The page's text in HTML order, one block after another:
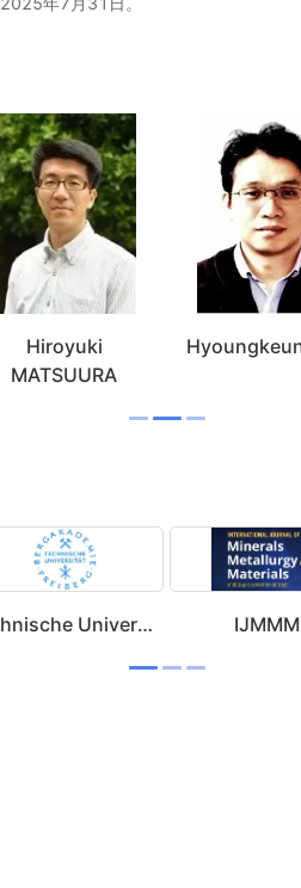
Hiroyuki
MATSUURA
Technische Universität Bergakademie Freiberg IJMMM